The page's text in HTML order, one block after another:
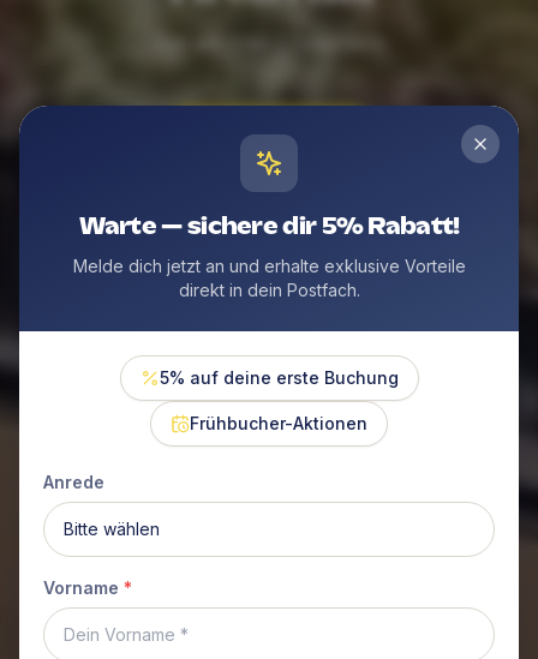
Jetzt buchen
Warte — sichere dir 5% Rabatt!
Melde dich jetzt an und erhalte exklusive Vorteile
direkt in dein Postfach.
5% auf deine erste Buchung
Frühbucher-Aktionen
Anrede
Vorname *